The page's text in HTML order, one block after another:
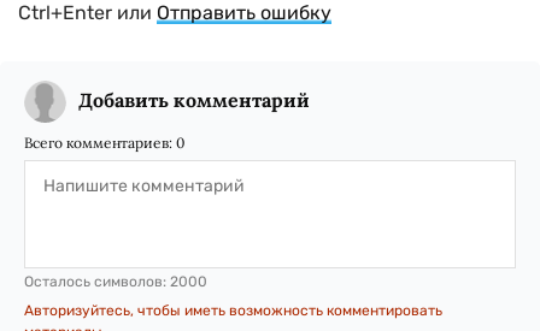
Ctrl+Enter или Отправить ошибку
Добавить комментарий
Всего комментариев: 0
Осталось символов: 2000
Авторизуйтесь, чтобы иметь возможность комментировать